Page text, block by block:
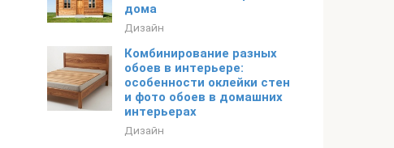
дома
Дизайн
Комбинирование разных
обоев в интерьере:
особенности оклейки стен
и фото обоев в домашних
интерьерах
Дизайн